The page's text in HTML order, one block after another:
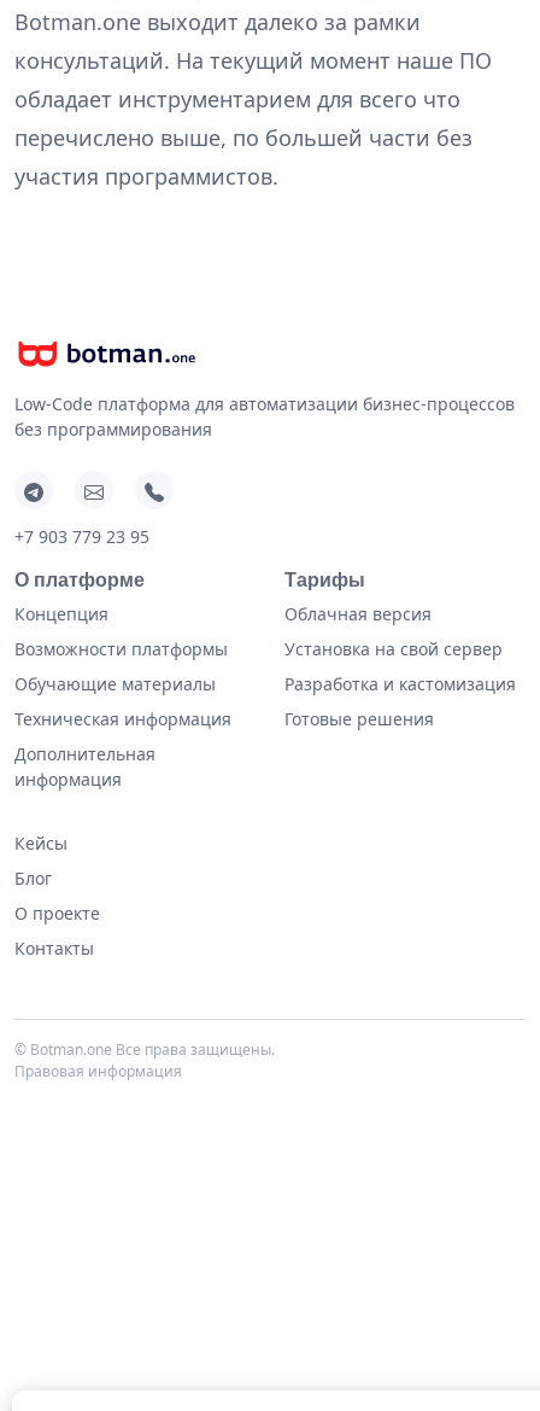
Botman.one выходит далеко за рамки
консультаций. На текущий момент наше ПО
обладает инструментарием для всего что
перечислено выше, по большей части без
участия программистов.
Low-Code платформа для автоматизации бизнес-процессов
без программирования
+7 903 779 23 95
О платформе
Концепция
Возможности платформы
Обучающие материалы
Техническая информация
Дополнительная
информация
Тарифы
Облачная версия
Установка на свой сервер
Разработка и кастомизация
Готовые решения
Кейсы
Блог
О проекте
Контакты
© Botman.one Все права защищены.
Правовая информация